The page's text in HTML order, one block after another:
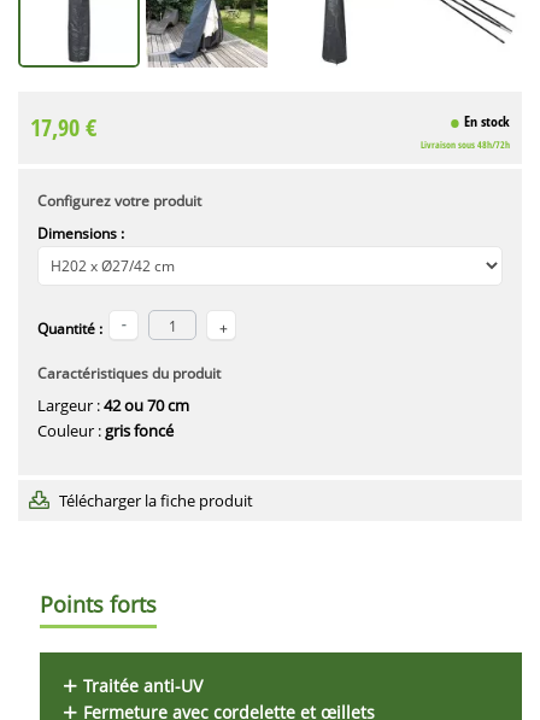
17,90 € En stock
Livraison sous 48h/72h
Configurez votre produit
Dimensions :
Quantité :
Caractéristiques du produit
Largeur :42 ou 70 cm
Couleur :gris foncé
Télécharger la fiche produit
Points forts
Traitée anti-UV
Fermeture avec cordelette et œillets